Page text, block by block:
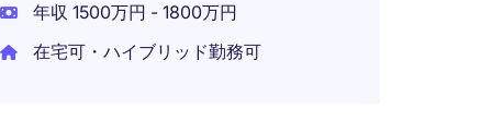
年収 1500万円 - 1800万円
在宅可・ハイブリッド勤務可